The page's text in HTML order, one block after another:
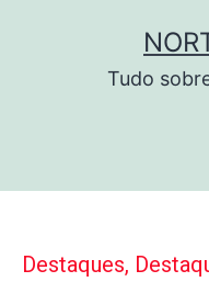
Tudo
Destaques,